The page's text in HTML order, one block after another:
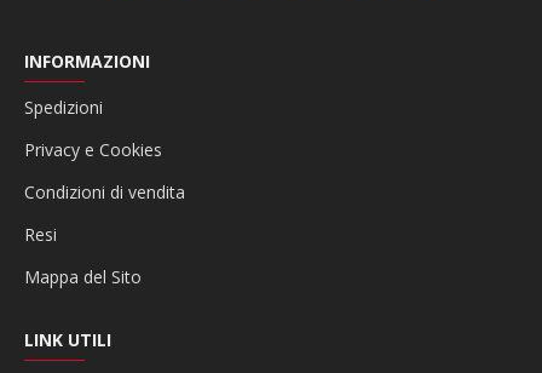
INFORMAZIONI
Spedizioni
Privacy e Cookies
Condizioni di vendita
Resi
Mappa del Sito
LINK UTILI